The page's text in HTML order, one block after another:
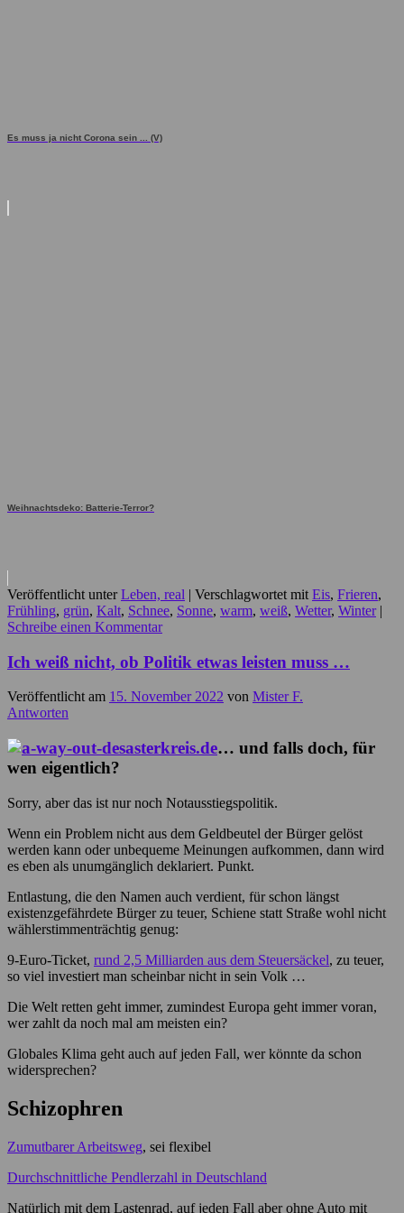
Es muss ja nicht Corona sein ... (V)
Weihnachtsdeko: Batterie-Terror?
Veröffentlicht unter Leben, real | Verschlagwortet mit Eis, Frieren,
Frühling, grün, Kalt, Schnee, Sonne, warm, weiß, Wetter, Winter |
Schreibe einen Kommentar
Ich weiß nicht, ob Politik etwas leisten muss …
Veröffentlicht am 15. November 2022 von Mister F.
Antworten
… und falls doch, für
wen eigentlich?
Sorry, aber das ist nur noch Notausstiegspolitik.
Wenn ein Problem nicht aus dem Geldbeutel der Bürger gelöst
werden kann oder unbequeme Meinungen aufkommen, dann wird
es eben als unumgänglich deklariert. Punkt.
Entlastung, die den Namen auch verdient, für schon längst
existenzgefährdete Bürger zu teuer, Schiene statt Straße wohl nicht
wählerstimmenträchtig genug:
9-Euro-Ticket, rund 2,5 Milliarden aus dem Steuersäckel, zu teuer,
so viel investiert man scheinbar nicht in sein Volk …
Die Welt retten geht immer, zumindest Europa geht immer voran,
wer zahlt da noch mal am meisten ein?
Globales Klima geht auch auf jeden Fall, wer könnte da schon
widersprechen?
Schizophren
Zumutbarer Arbeitsweg, sei flexibel
Durchschnittliche Pendlerzahl in Deutschland
Natürlich mit dem Lastenrad, auf jeden Fall aber ohne Auto mit